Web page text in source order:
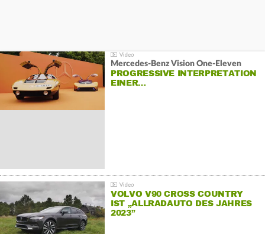
Mercedes-Benz Vision One-Eleven
PROGRESSIVE INTERPRETATION
EINER…
VOLVO V90 CROSS COUNTRY
IST „ALLRADAUTO DES JAHRES
2023”